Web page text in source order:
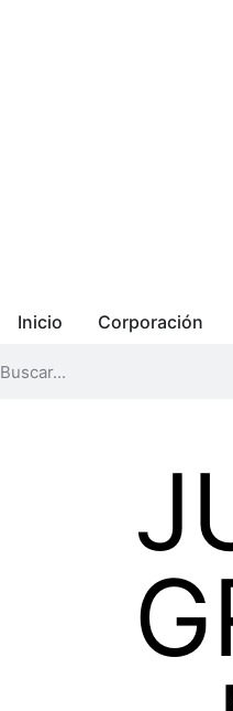
Inicio Corporación